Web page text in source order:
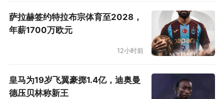
萨拉赫签约特拉布宗体育至2028，
年薪1700万欧元
12小时前
皇马为19岁飞翼豪掷1.4亿，迪奥曼
德压贝林称新王